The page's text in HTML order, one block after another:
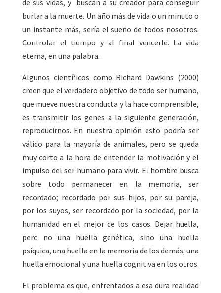
de sus vidas, y buscan a su creador para conseguir
burlar a la muerte. Un año más de vida o un minuto o
un instante más, sería el sueño de todos nosotros.
Controlar el tiempo y al final vencerle. La vida
eterna, en una palabra.
Algunos científicos como Richard Dawkins (2000)
creen que el verdadero objetivo de todo ser humano,
que mueve nuestra conducta y la hace comprensible,
es transmitir los genes a la siguiente generación,
reproducirnos. En nuestra opinión esto podría ser
válido para la mayoría de animales, pero se queda
muy corto a la hora de entender la motivación y el
impulso del ser humano para vivir. El hombre busca
sobre todo permanecer en la memoria, ser
recordado; recordado por sus hijos, por su pareja,
por los suyos, ser recordado por la sociedad, por la
humanidad en el mejor de los casos. Dejar huella,
pero no una huella genética, sino una huella
psíquica, una huella en la memoria de los demás, una
huella emocional y una huella cognitiva en los otros.
El problema es que, enfrentados a esa dura realidad